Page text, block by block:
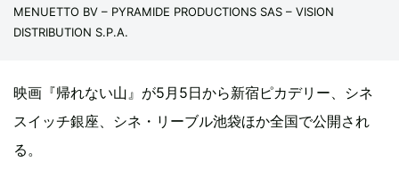
MENUETTO BV – PYRAMIDE PRODUCTIONS SAS – VISION
DISTRIBUTION S.P.A.
映画『帰れない山』が5月5日から新宿ピカデリー、シネ
スイッチ銀座、シネ・リーブル池袋ほか全国で公開され
る。